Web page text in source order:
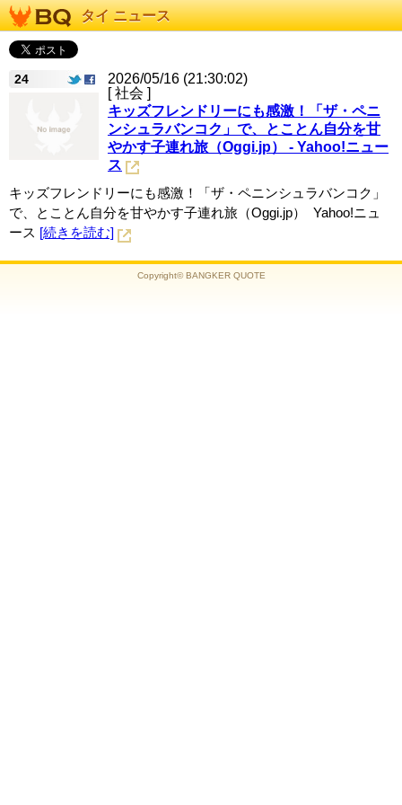
タイ ニュース
24
2026/05/16 (21:30:02)
[ 社会 ]
キッズフレンドリーにも感激！「ザ・ペニ
ンシュラバンコク」で、とことん自分を甘
やかす子連れ旅（Oggi.jp） - Yahoo!ニュー
ス
キッズフレンドリーにも感激！「ザ・ペニンシュラバンコク」
で、とことん自分を甘やかす子連れ旅（Oggi.jp） Yahoo!ニュ
ース [続きを読む]
Copyright© BANGKER QUOTE